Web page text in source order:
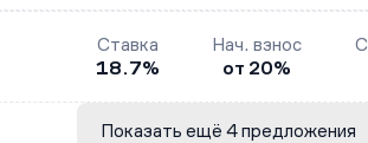
Ставка
18.7%
Нач. взнос
от 20%
Показать ещё 4 предложения